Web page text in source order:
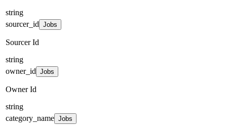
string
sourcer_id Jobs
Sourcer Id
string
owner_id Jobs
Owner Id
string
category_name Jobs